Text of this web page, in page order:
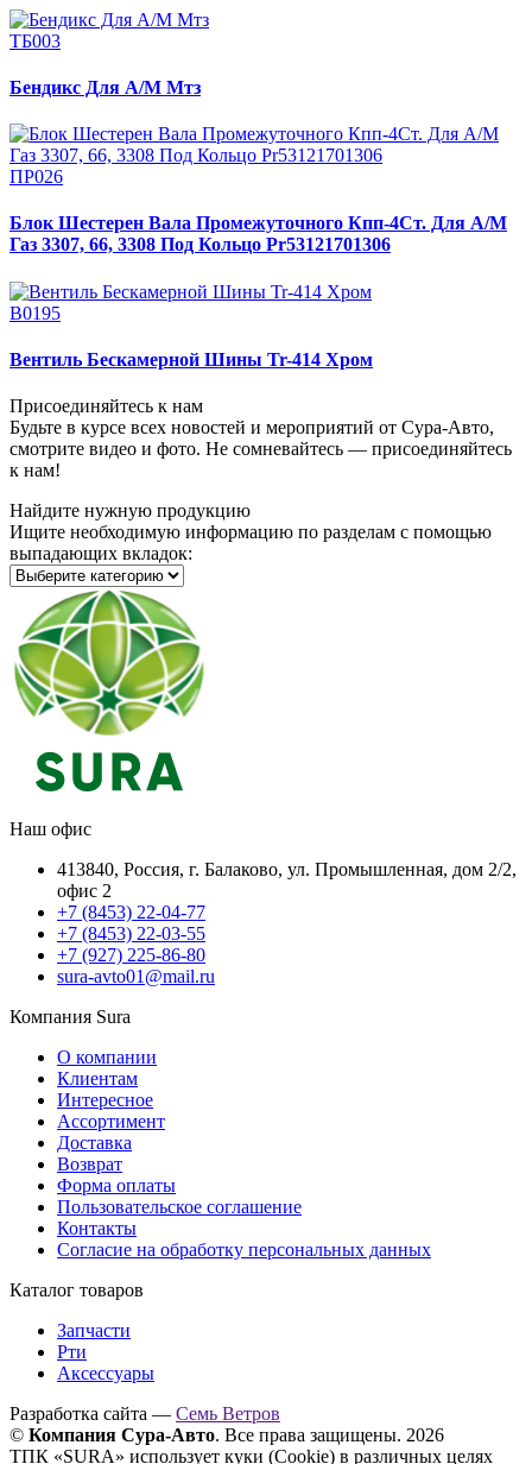
ТБ003
Бендикс Для А/М Мтз
ПР026
Блок Шестерен Вала Промежуточного Кпп-4Ст. Для А/М
Газ 3307, 66, 3308 Под Кольцо Pr53121701306
В0195
Вентиль Бескамерной Шины Tr-414 Хром
Присоединяйтесь к нам
Будьте в курсе всех новостей и мероприятий от Сура-Авто,
смотрите видео и фото. Не сомневайтесь — присоединяйтесь
к нам!
Найдите нужную продукцию
Ищите необходимую информацию по разделам с помощью
выпадающих вкладок:
Наш офис
413840, Россия, г. Балаково, ул. Промышленная, дом 2/2,
офис 2
+7 (8453) 22-04-77
+7 (8453) 22-03-55
+7 (927) 225-86-80
sura-avto01@mail.ru
Компания Sura
О компании
Клиентам
Интересное
Ассортимент
Доставка
Возврат
Форма оплаты
Пользовательское соглашение
Контакты
Согласие на обработку персональных данных
Каталог товаров
Запчасти
Рти
Аксессуары
Разработка сайта — Семь Ветров
© Компания Сура-Авто. Все права защищены. 2026
ТПК «SURA» использует куки (Cookie) в различных целях